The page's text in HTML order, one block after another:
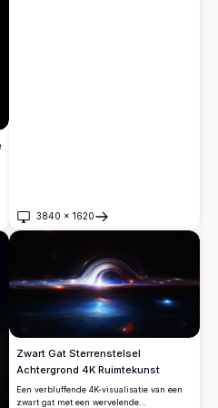
3840 × 1620
Openen
Zwart Gat Sterrenstelsel
Achtergrond 4K Ruimtekunst
Een verbluffende 4K-visualisatie van een
zwart gat met een wervelende